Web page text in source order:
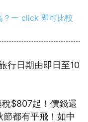
？一 click 即可比較
行日期由即日至10
$807起！價錢還
都有平飛！如中